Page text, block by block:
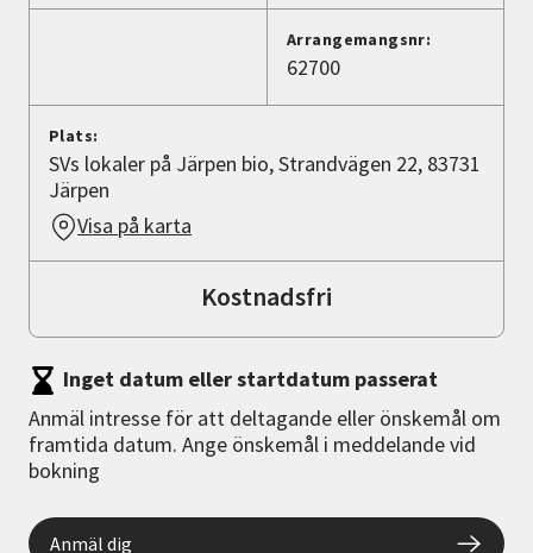
Arrangemangsnr:
62700
Plats:
SVs lokaler på Järpen bio, Strandvägen 22, 83731
Järpen
Visa på karta
Kostnadsfri
Inget datum eller startdatum passerat
Anmäl intresse för att deltagande eller önskemål om
framtida datum. Ange önskemål i meddelande vid
bokning
Anmäl dig